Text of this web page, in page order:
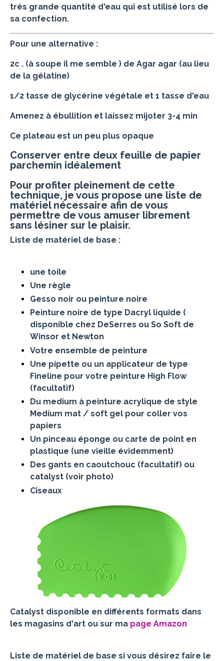
très grande quantité d'eau qui est utilisé lors de
sa confection.
Pour une alternative :
2c . (à soupe il me semble ) de Agar agar (au lieu
de la gélatine)
1/2 tasse de glycérine végétale et 1 tasse d'eau
Amenez à ébullition et laissez mijoter 3-4 min
Ce plateau est un peu plus opaque
Conserver entre deux feuille de papier
parchemin idéalement
Pour profiter pleinement de cette
technique, je vous propose une liste de
matériel nécessaire afin de vous
permettre de vous amuser librement
sans lésiner sur le plaisir.
Liste de matériel de base :
une toile
Une règle
Gesso noir ou peinture noire
Peinture noire de type Dacryl liquide (
disponible chez DeSerres ou So Soft de
Winsor et Newton
Votre ensemble de peinture
Une pipette ou un applicateur de type
Fineline pour votre peinture High Flow
(facultatif)
Du medium à peinture acrylique de style
Medium mat / soft gel pour coller vos
papiers
Un pinceau éponge ou carte de point en
plastique (une vieille évidemment)
Des gants en caoutchouc (facultatif) ou
catalyst (voir photo)
Ciseaux
Catalyst disponible en différents formats dans
les magasins d'art ou sur ma page Amazon
Liste de matériel de base si vous désirez faire le